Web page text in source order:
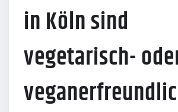
in Köln sind
vegetarisch-